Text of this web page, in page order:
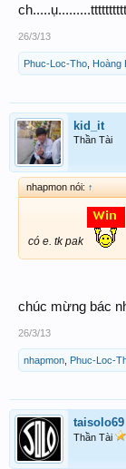
ch.....ụ.........tttttttttt
26/3/13
Phuc-Loc-Tho Hoàng
kid_it
Thần Tài
nhapmon nói: ↑
có e. tk pak
chúc mừng bác
26/3/13
nhapmon Phuc-Loc-
taisolo69
Thần Tài